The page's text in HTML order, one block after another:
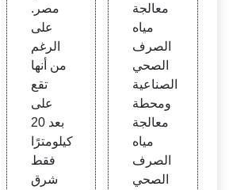
مصر.
على
الرغم
من أنها
تقع
على
بعد 20
كيلومترًا
فقط
شرق
معالجة
مياه
الصرف
الصحي
الصناعية
ومحطة
معالجة
مياه
الصرف
الصحي